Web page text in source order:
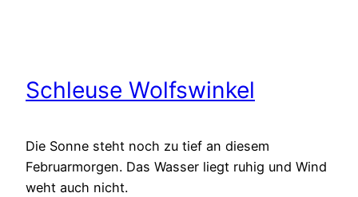
Schleuse Wolfswinkel
Die Sonne steht noch zu tief an diesem
Februarmorgen. Das Wasser liegt ruhig und Wind
weht auch nicht.